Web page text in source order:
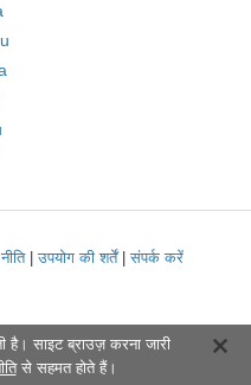
|उपयोग की शर्तें|संपर्क करें
साइट ब्राउज़ करना जारी
से सहमत होते हैं।